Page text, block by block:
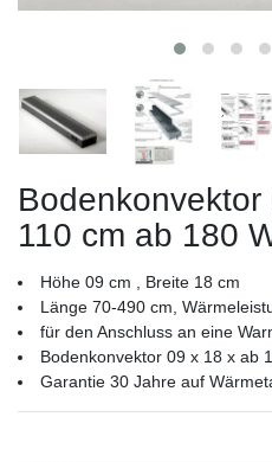
110 cm ab 180
Höhe 09 cm , Breite 18 cm
Länge 70-490 cm,
für den Anschluss an eine
Bodenkonvektor 09 x 18 x ab
Garantie 30 Jahre auf